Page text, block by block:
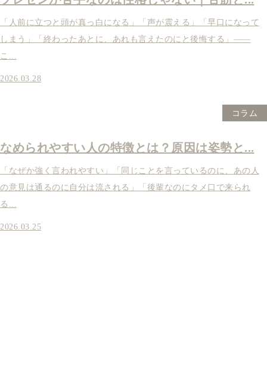
「人前に立つと頭が真っ白になる」「声が震える」「早口になって
しまう」「終わったあとに、あれも言えたのにと後悔する」——
こ...
2026.03.28
コラム
なめられやすい人の特徴とは？原因は姿勢と...
「なぜか強く言われやすい」「同じことを言っているのに、あの人
の意見は通るのに自分は流される」「後輩なのにタメ口で来られ
る...
2026.03.25